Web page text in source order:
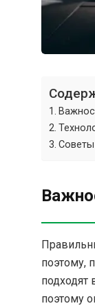
Советы
поэтому,
подходят
поэтому